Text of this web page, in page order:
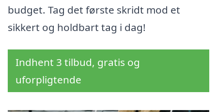
budget. Tag det første skridt mod et
sikkert og holdbart tag i dag!
Indhent 3 tilbud, gratis og
uforpligtende